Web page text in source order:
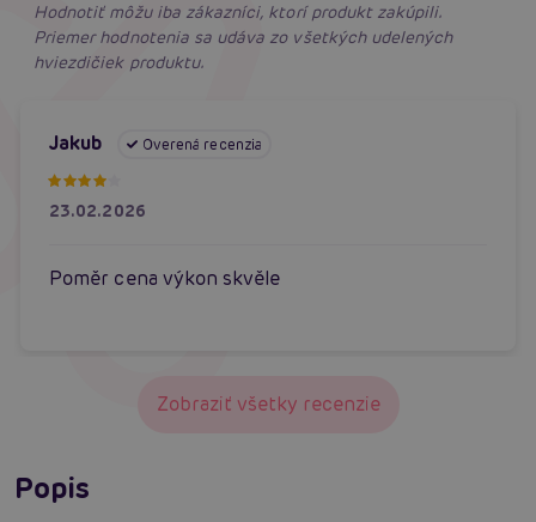
Hodnotiť môžu iba zákazníci, ktorí produkt zakúpili.
Priemer hodnotenia sa udáva zo všetkých udelených
hviezdičiek produktu.
Jakub Overená recenzia
23.02.2026
Poměr cena výkon skvěle
Zobraziť všetky recenzie
Popis